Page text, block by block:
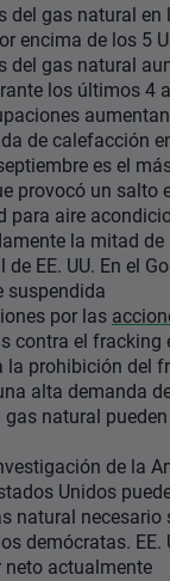
del gas natural en
encima de los 5
del gas natural
los últimos 4
de calefacción
es el
provocó un salto
para aire
la mitad
de EE. UU. En el
suspendida
por las
contra el fracking
la prohibición del
alta demanda
gas natural
de la
Unidos
natural
demócratas. EE.
neto actualmente